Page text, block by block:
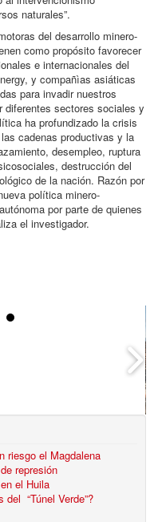
naturales”.
del desarrollo minero-
como propósito favorecer
e internacionales del
y compañìas asiáticas
para invadir nuestros
diferentes sectores sociales y
ha profundizado la crisis
cadenas productivas y la
desempleo, ruptura
destrucción del
de la nación. Razón por
política minero-
por parte de quienes
el investigador.
sagradas del
pueblo
riesgo el Magdalena
represión
el Huila
“Túnel Verde”?